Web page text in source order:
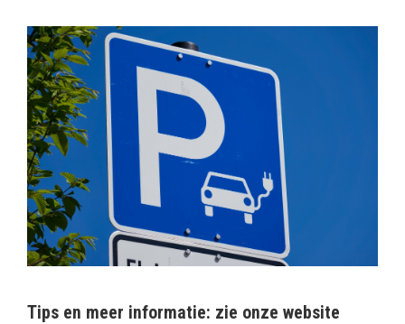
Tips en meer informatie: zie onze website